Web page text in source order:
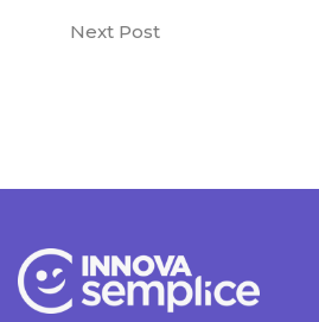
Next Post